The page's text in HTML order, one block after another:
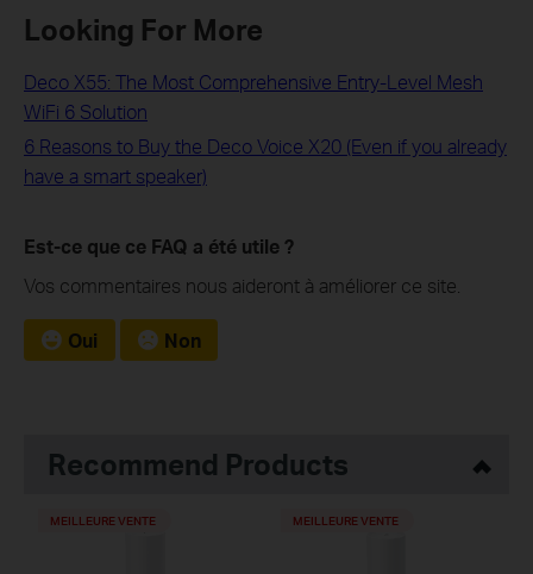
Looking For More
Deco X55: The Most Comprehensive Entry-Level Mesh
WiFi 6 Solution
6 Reasons to Buy the Deco Voice X20 (Even if you already
have a smart speaker)
Est-ce que ce FAQ a été utile ?
Vos commentaires nous aideront à améliorer ce site.
Oui Non
Recommend Products
MEILLEURE VENTE MEILLEURE VENTE